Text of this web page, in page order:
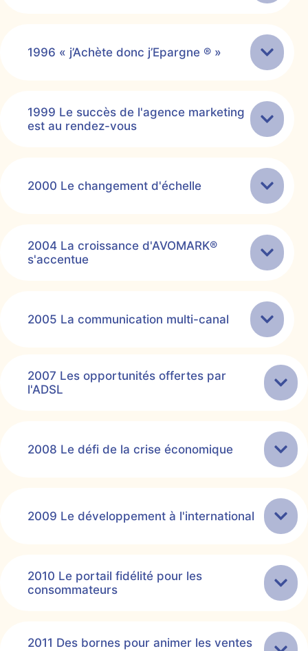
1996 « j’Achète donc j’Epargne ® »
1999 Le succès de l'agence marketing
est au rendez-vous
2000 Le changement d'échelle
2004 La croissance d'AVOMARK®
s'accentue
2005 La communication multi-canal
2007 Les opportunités offertes par
l'ADSL
2008 Le défi de la crise économique
2009 Le développement à l'international
2010 Le portail fidélité pour les
consommateurs
2011 Des bornes pour animer les ventes